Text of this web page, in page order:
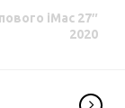
iMac 27″
2020